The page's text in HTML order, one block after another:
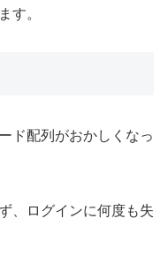
す。
ド配列がおかしくなっ
、ログインに何度も失